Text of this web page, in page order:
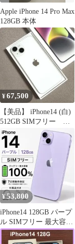
Apple iPhone 14 Pro Max
128GB 本体
¥67,500
【美品】 iPhone14 (白)
512GB SIMフリー バ
ッテリー82%
¥53,800
iPhone14 128GB パープ
ル SIMフリー 最大容量
100%